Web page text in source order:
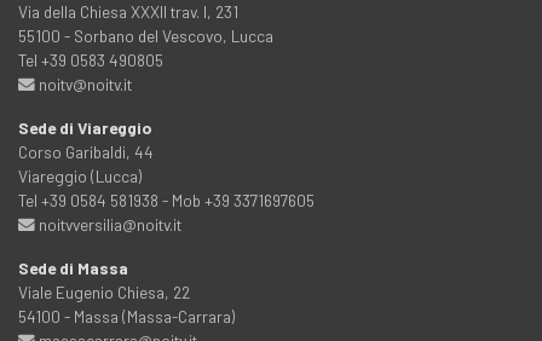
Via della Chiesa XXXII trav. I, 231
55100 - Sorbano del Vescovo, Lucca
Tel +39 0583 490805
noitv@noitv.it
Sede di Viareggio
Corso Garibaldi, 44
Viareggio (Lucca)
Tel +39 0584 581938 - Mob +39 3371697605
noitvversilia@noitv.it
Sede di Massa
Viale Eugenio Chiesa, 22
54100 - Massa (Massa-Carrara)